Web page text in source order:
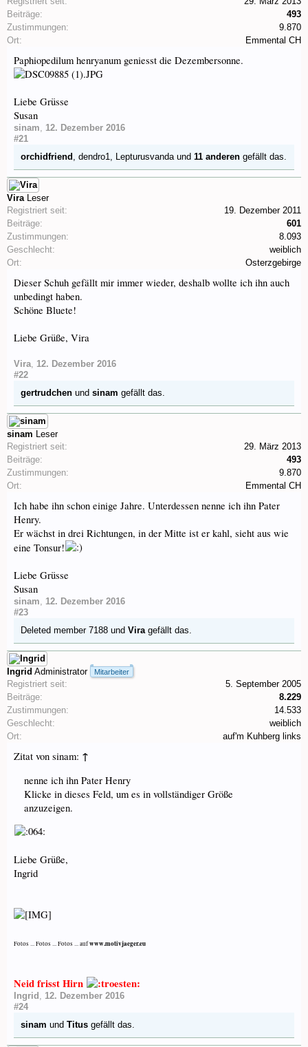
Beiträge:
493
Zustimmungen:
9.870
Ort:
Emmental CH
Paphiopedilum henryanum geniesst die Dezembersonne.
Liebe Grüsse
Susan
sinam, 12. Dezember 2016
#21
orchidfriend , dendro1, Lepturusvandaund 11 anderen gefällt das.
Vira Leser
Registriert seit:
19. Dezember 2011
Beiträge:
601
Zustimmungen:
8.093
Geschlecht:
weiblich
Ort:
Osterzgebirge
Dieser Schuh gefällt mir immer wieder, deshalb wollte ich ihn auch
unbedingt haben.
Schöne Bluete!
Liebe Grüße, Vira
Vira, 12. Dezember 2016
#22
gertrudchen und sinam gefällt das.
sinam Leser
Registriert seit:
29. März 2013
Beiträge:
493
Zustimmungen:
9.870
Ort:
Emmental CH
Ich habe ihn schon einige Jahre. Unterdessen nenne ich ihn Pater
Henry.
Er wächst in drei Richtungen, in der Mitte ist er kahl, sieht aus wie
eine Tonsur!
Liebe Grüsse
Susan
sinam, 12. Dezember 2016
#23
Deleted member 7188 und Viragefällt das.
Ingrid Administrator Mitarbeiter
Registriert seit:
5. September 2005
Beiträge:
8.229
Zustimmungen:
14.533
Geschlecht:
weiblich
Ort:
auf'm Kuhberg links
Zitat von sinam: ↑
nenne ich ihn Pater Henry
Klicke in dieses Feld, um es in vollständiger Größe
anzuzeigen.
Liebe Grüße,
Ingrid
Fotos ... Fotos ... Fotos ... aufwww.motivjaeger.eu
Neid frisst Hirn
Ingrid , 12. Dezember 2016
#24
sinam und Titus gefällt das.